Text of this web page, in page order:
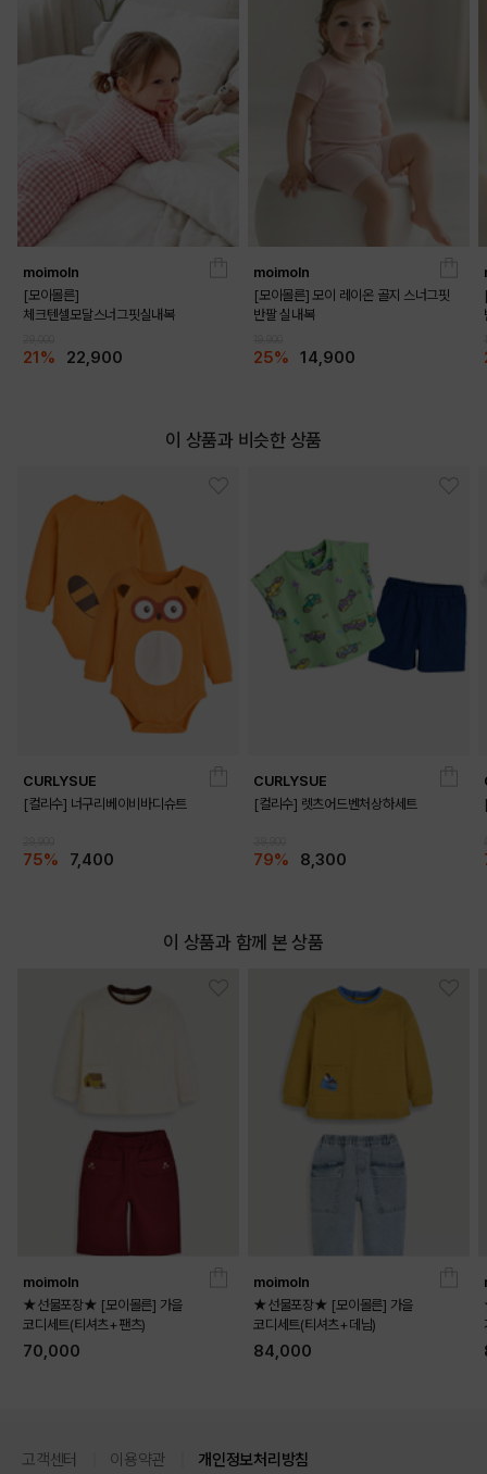
moimoln
[모이몰른]
체크텐셀모달스너그핏실내복
21% 22,900
moimoln
[모이몰른] 모이 레이온 골지 스너그핏
반팔 실내복
25% 14,900
이 상품과 비슷한 상품
CURLYSUE
[컬리수] 너구리베이비바디슈트
75% 7,400
CURLYSUE
[컬리수] 렛츠어드벤처상하세트
79% 8,300
이 상품과 함께 본 상품
moimoln
★선물포장★ [모이몰른] 가을
코디세트(티셔츠+팬츠)
70,000
moimoln
★선물포장★ [모이몰른] 가을
코디세트(티셔츠+데님)
84,000
고객센터 이용약관 개인정보처리방침